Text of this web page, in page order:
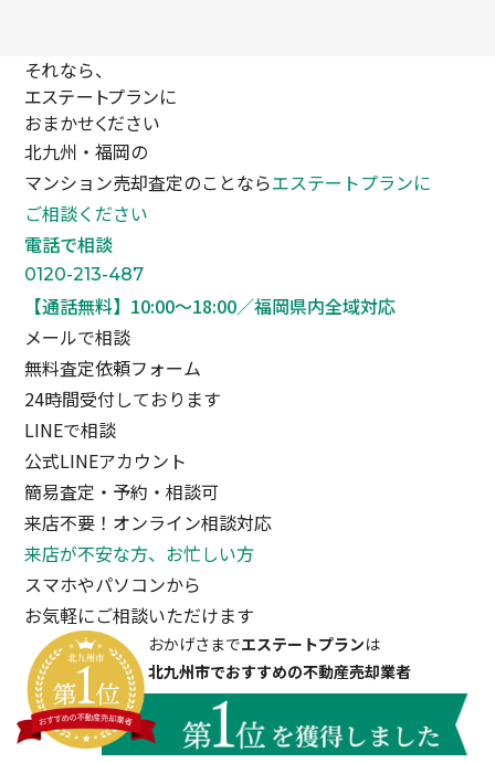
それなら、
エステートプランに
おまかせください
北九州・福岡の
マンション売却査定のことならエステートプランに
ご相談ください
電話で相談
0120-213-487
【通話無料】10:00〜18:00／福岡県内全域対応
メールで相談
無料査定依頼フォーム
24時間受付しております
LINEで相談
公式LINEアカウント
簡易査定・予約・相談可
来店不要！オンライン相談対応
来店が不安な方、お忙しい方
スマホやパソコンから
お気軽にご相談いただけます
おかげさまでエステートプランは
北九州市でおすすめの不動産売却業者